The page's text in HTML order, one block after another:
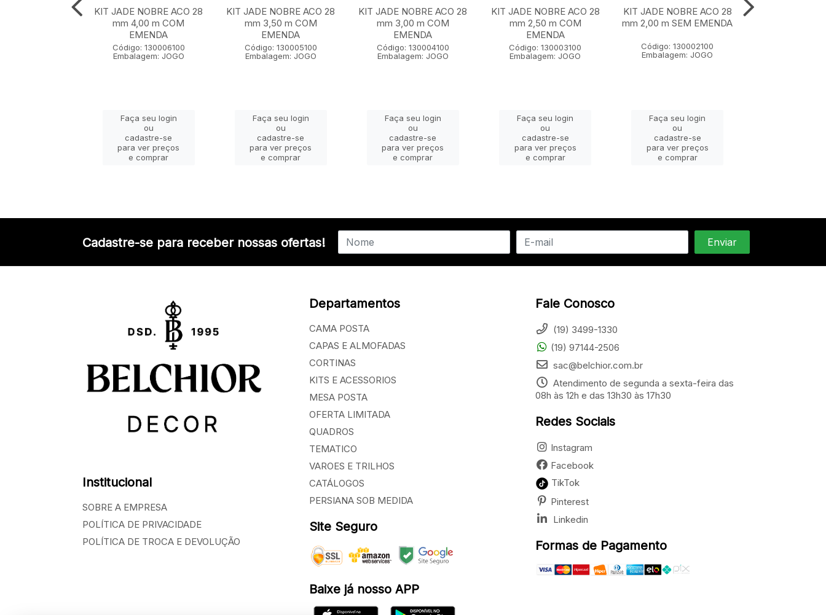
KIT JADE NOBRE ACO 28
mm 4,00 m COM
EMENDA
Código: 130006100
Embalagem: JOGO
Faça seu login
ou
cadastre-se
para ver preços
e comprar
KIT JADE NOBRE ACO 28
mm 3,50 m COM
EMENDA
Código: 130005100
Embalagem: JOGO
Faça seu login
ou
cadastre-se
para ver preços
e comprar
KIT JADE NOBRE ACO 28
mm 3,00 m COM
EMENDA
Código: 130004100
Embalagem: JOGO
Faça seu login
ou
cadastre-se
para ver preços
e comprar
KIT JADE NOBRE ACO 28
mm 2,50 m COM
EMENDA
Código: 130003100
Embalagem: JOGO
Faça seu login
ou
cadastre-se
para ver preços
e comprar
KIT JADE NOBRE ACO 28
mm 2,00 m SEM EMENDA
Código: 130002100
Embalagem: JOGO
Faça seu login
ou
cadastre-se
para ver preços
e comprar
Cadastre-se para receber nossas ofertas!
Institucional
SOBRE A EMPRESA
POLÍTICA DE PRIVACIDADE
POLÍTICA DE TROCA E DEVOLUÇÃO
Departamentos
CAMA POSTA
CAPAS E ALMOFADAS
CORTINAS
KITS E ACESSORIOS
MESA POSTA
OFERTA LIMITADA
QUADROS
TEMATICO
VAROES E TRILHOS
CATÁLOGOS
PERSIANA SOB MEDIDA
Site Seguro
Baixe já nosso APP
Fale Conosco
(19) 3499-1330
(19) 97144-2506
sac@belchior.com.br
Atendimento de segunda a sexta-feira das
08h às 12h e das 13h30 às 17h30
Redes Sociais
Instagram
Facebook
TikTok
Pinterest
Linkedin
Formas de Pagamento